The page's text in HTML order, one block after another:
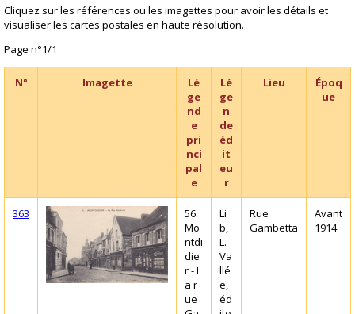
Cliquez sur les références ou les imagettes pour avoir les détails et
visualiser les cartes postales en haute résolution.
Page n°1/1
N° Imagette
Lé
ge
nd
e
pri
nci
pal
e
Lé
ge
n
de
éd
it
eu
r
Lieu
Époq
ue
363
56.
Mo
ntdi
die
r - L
a r
ue
Li
b,
L.
Va
llé
e,
éd
Rue
Gambetta
Avant
1914